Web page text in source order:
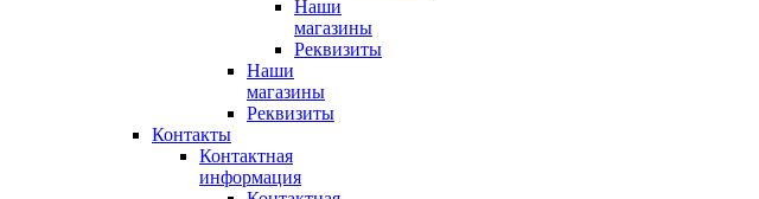
Наши
магазины
Реквизиты
Наши
магазины
Реквизиты
Контакты
Контактная
информация